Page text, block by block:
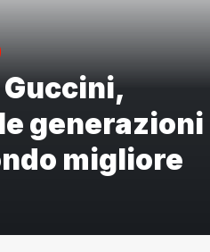
Guccini,
generazioni
migliore